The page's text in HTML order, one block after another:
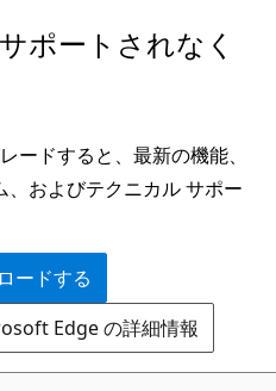
ポートされなく
ドすると、最新の機能、
およびテクニカル サポー
ードする
Edge の詳細情報